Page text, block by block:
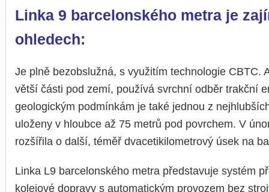
Linka 9 barcelonského metra je
ohledech:
Je plně bezobslužná, s využitím technologie CBTC.
větší části pod zemí, používá svrchní odběr trakční
geologickým podmínkám je také jednou z
uloženy v hloubce až 75 metrů pod povrchem. V
rozšířila o další, téměř dvacetikilometrový úsek na
Linka L9 barcelonského metra představuje systém
kolejové dopravy s automatickým provozem bez